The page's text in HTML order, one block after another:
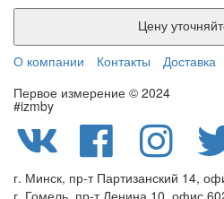
О компании
Контакты
Доставка
Первое измерение © 2024
#izmby
г. Минск, пр-т Партизанский 14,
г. Гомель, пр-т Ленина 10, офис